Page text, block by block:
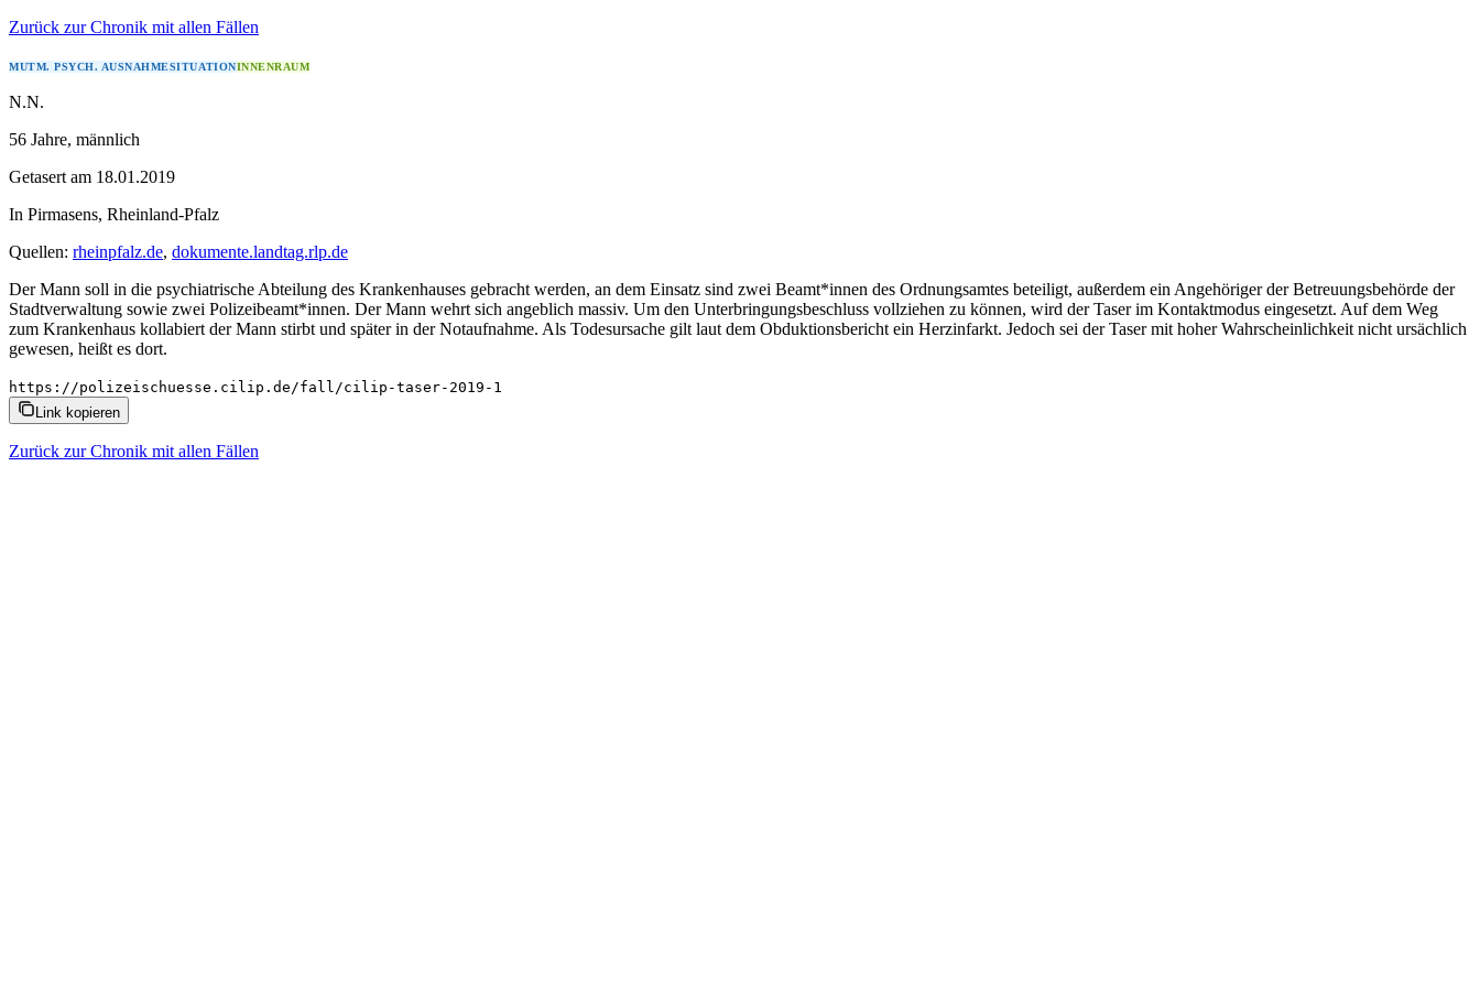
Zurück zur Chronik mit allen Fällen
MUTM. PSYCH. AUSNAHMESITUATIONINNENRAUM
N.N.
56 Jahre, männlich
Getasert am 18.01.2019
In Pirmasens, Rheinland-Pfalz
Quellen: rheinpfalz.de, dokumente.landtag.rlp.de
Der Mann soll in die psychiatrische Abteilung des Krankenhauses gebracht werden, an dem Einsatz sind zwei Beamt*innen des Ordnungsamtes beteiligt, außerdem ein Angehöriger der Betreuungsbehörde der
Stadtverwaltung sowie zwei Polizeibeamt*innen. Der Mann wehrt sich angeblich massiv. Um den Unterbringungsbeschluss vollziehen zu können, wird der Taser im Kontaktmodus eingesetzt. Auf dem Weg
zum Krankenhaus kollabiert der Mann stirbt und später in der Notaufnahme. Als Todesursache gilt laut dem Obduktionsbericht ein Herzinfarkt. Jedoch sei der Taser mit hoher Wahrscheinlichkeit nicht ursächlich
gewesen, heißt es dort.
https://polizeischuesse.cilip.de/fall/cilip-taser-2019-1
Link kopieren
Zurück zur Chronik mit allen Fällen